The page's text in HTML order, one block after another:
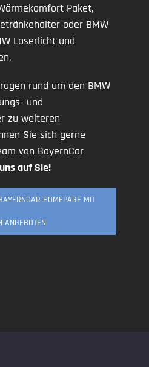
Paket,
oder BMW
Laserlicht und
rund um den BMW
und
zu weiteren
Sie sich gerne
von BayernCar
auf Sie!
HOMEPAGE MIT
ANGEBOTEN